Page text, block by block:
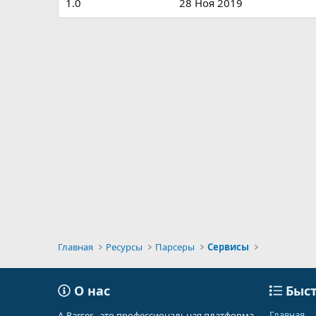
1.0 28 Ноя 2019
Главная Ресурсы Парсеры Сервисы
О нас